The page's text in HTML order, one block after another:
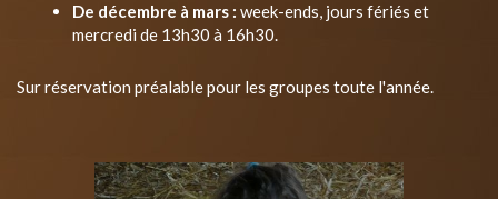
De décembre à mars : week-ends, jours fériés et
mercredi de 13h30 à 16h30.
Sur réservation préalable pour les groupes toute l'année.